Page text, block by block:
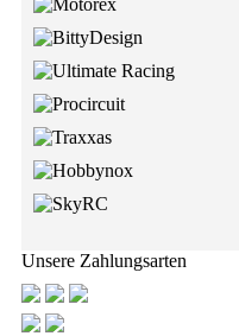
Unsere Zahlungsarten